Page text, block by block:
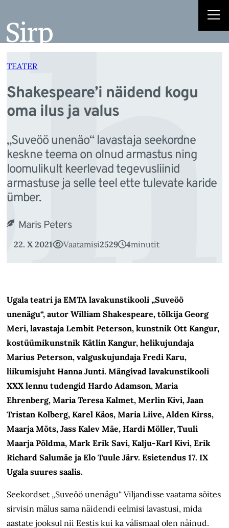
juurde
TEATER
Shakespeare’i näidend kogu
oma ilus ja valus
„Suveöö unenäo“ lavastaja seekordne
keskne teema on olnud armastus ning
loomulikult keerlevad tegevusliinid
armastuse ja selle teel ette tulevate karide
ümber.
Maris Peters
22. X 2021 Vaatamisi2529 4minutit
Ugala teatri ja EMTA lavakunstikooli „Suveöö
unenägu“, autor William Shakespeare, tõlkija Georg
Meri, lavastaja Lembit Peterson, kunstnik Ott Kangur,
kostüümikunstnik Kätlin Kangur, helikujundaja
Marius Peterson, valguskujundaja Fredi Karu,
liikumisjuht Hanna Junti. Mängivad lavakunstikooli
XXX lennu tudengid Hardo Adamson, Maria
Ehrenberg, Maria Teresa Kalmet, Merlin Kivi, Jaan
Tristan Kolberg, Karel Käos, Maria Liive, Alden Kirss,
Maarja Mõts, Jass Kalev Mäe, Hardi Möller, Tuuli
Maarja Põldma, Mark Erik Savi, Kalju-Karl Kivi, Erik
Richard Salumäe ja Elo Tuule Järv. Esietendus 17. IX
Ugala suures saalis.
Seekordset „Suveöö unenägu“ Viljandisse vaatama sõites
sirvisin mälus sama näidendi eelmisi lavastusi, mida
aastate jooksul nii Eestis kui ka välismaal olen näinud.